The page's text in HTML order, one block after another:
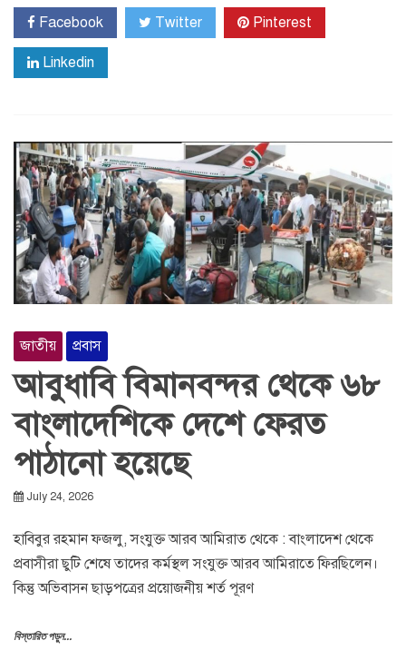
Facebook Twitter Pinterest
Linkedin
জাতীয় প্রবাস
আবুধাবি বিমানবন্দর থেকে ৬৮
বাংলাদেশিকে দেশে ফেরত
পাঠানো হয়েছে
July 24, 2026
হাবিবুর রহমান ফজলু, সংযুক্ত আরব আমিরাত থেকে : বাংলাদেশ থেকে
প্রবাসীরা ছুটি শেষে তাদের কর্মস্থল সংযুক্ত আরব আমিরাতে ফিরছিলেন।
কিন্তু অভিবাসন ছাড়পত্রের প্রয়োজনীয় শর্ত পূরণ
বিস্তারিত পড়ুন...